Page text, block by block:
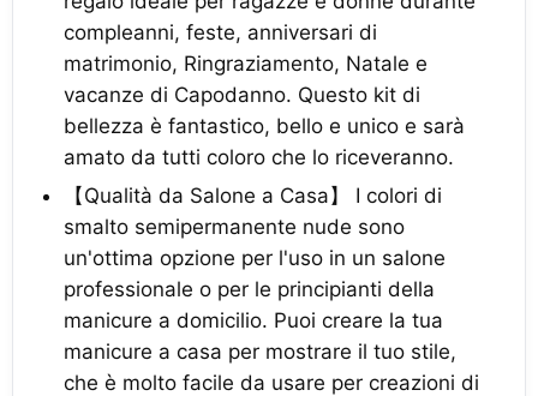
compleanni, feste, anniversari di
matrimonio, Ringraziamento, Natale e
vacanze di Capodanno. Questo kit di
bellezza è fantastico, bello e unico e sarà
amato da tutti coloro che lo riceveranno.
【Qualità da Salone a Casa】 I colori di
smalto semipermanente nude sono
un'ottima opzione per l'uso in un salone
professionale o per le principianti della
manicure a domicilio. Puoi creare la tua
manicure a casa per mostrare il tuo stile,
che è molto facile da usare per creazioni di